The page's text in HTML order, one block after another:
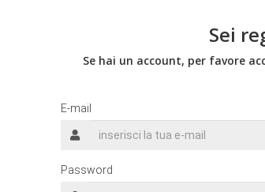
Sei
Se hai un account, per favore
E-mail
Password